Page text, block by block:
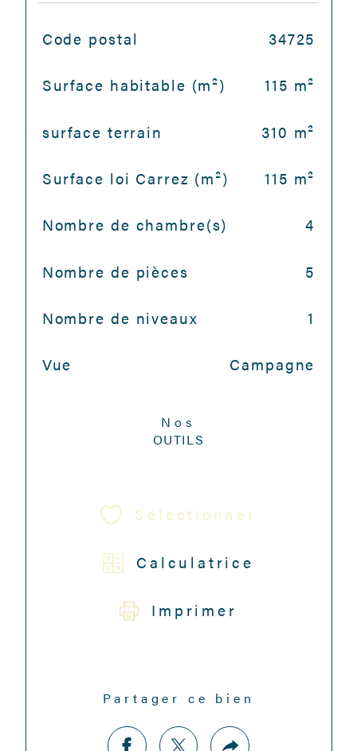
TRAD_SIROCCO_Caracteristique Valeurs
Code postal 34725
Surface habitable (m²) 115 m²
surface terrain 310 m²
Surface loi Carrez (m²) 115 m²
Nombre de chambre(s) 4
Nombre de pièces 5
Nombre de niveaux 1
Vue Campagne
Nos
OUTILS
Sélectionner
Calculatrice
Imprimer
Partager ce bien